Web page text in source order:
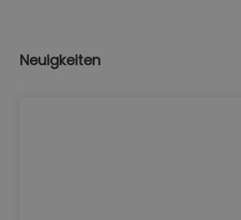
Neuigkeiten